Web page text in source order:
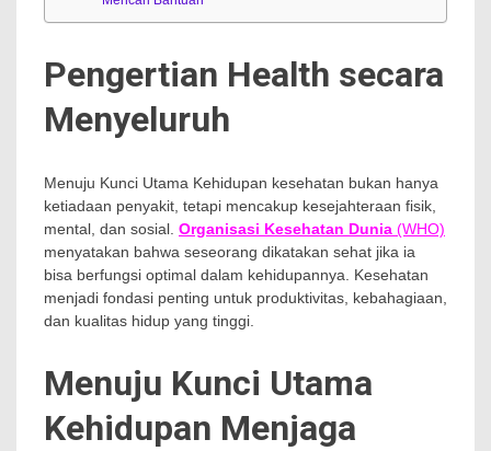
Pengertian Health secara
Menyeluruh
Menuju Kunci Utama Kehidupan kesehatan bukan hanya
ketiadaan penyakit, tetapi mencakup kesejahteraan fisik,
mental, dan sosial. Organisasi Kesehatan Dunia (WHO)
menyatakan bahwa seseorang dikatakan sehat jika ia
bisa berfungsi optimal dalam kehidupannya. Kesehatan
menjadi fondasi penting untuk produktivitas, kebahagiaan,
dan kualitas hidup yang tinggi.
Menuju Kunci Utama
Kehidupan Menjaga